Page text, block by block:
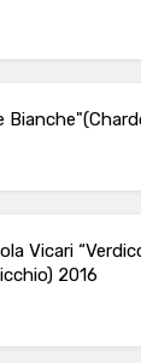
Vicari
2016